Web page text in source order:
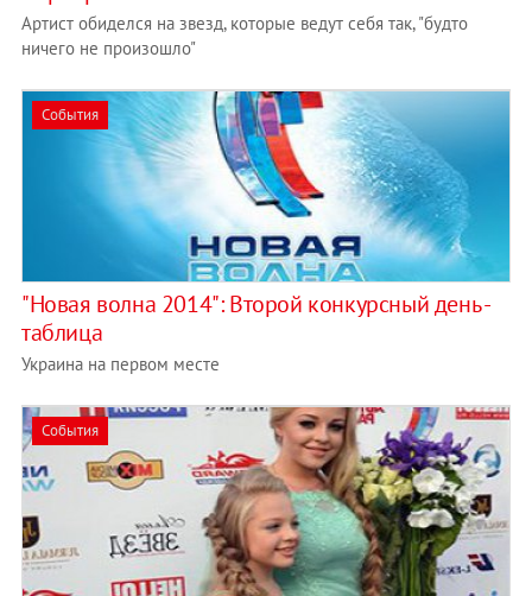
Артист обиделся на звезд, которые ведут себя так, "будто
ничего не произошло"
События
"Новая волна 2014": Второй конкурсный день -
таблица
Украина на первом месте
События